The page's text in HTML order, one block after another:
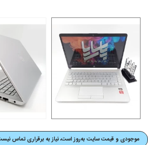
موجودی و قیمت‌ سایت به‌روز است، نیاز به برقراری تماس